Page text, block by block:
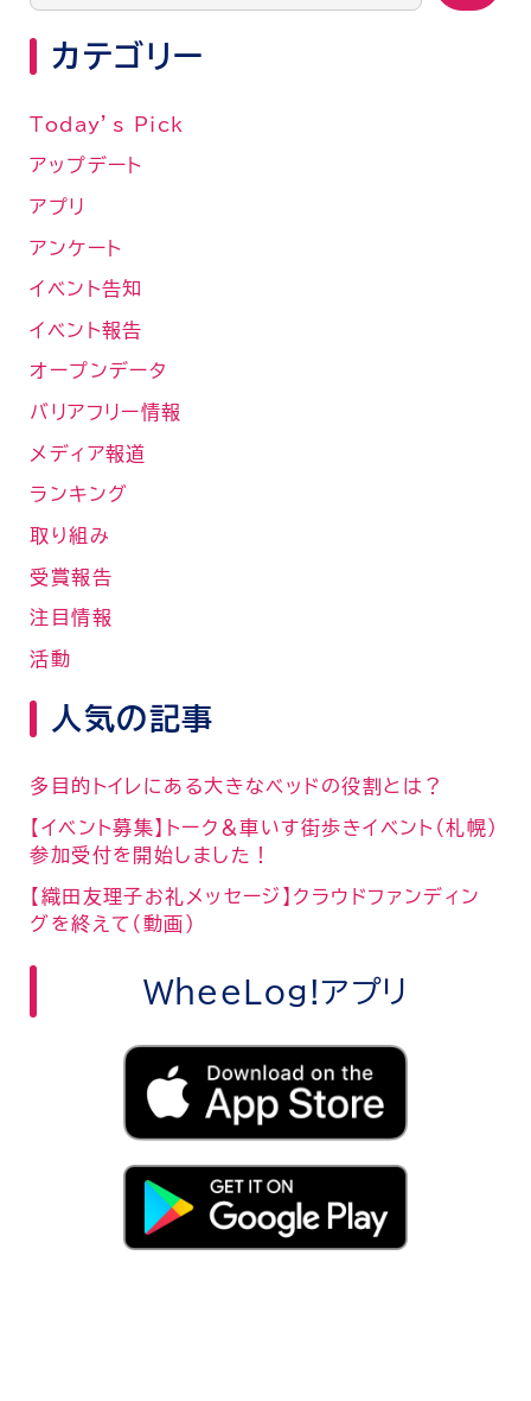
カテゴリー
Today’s Pick
アップデート
アプリ
アンケート
イベント告知
イベント報告
オープンデータ
バリアフリー情報
メディア報道
ランキング
取り組み
受賞報告
注目情報
活動
人気の記事
多目的トイレにある大きなベッドの役割とは？
【イベント募集】トーク＆車いす街歩きイベント（札幌）
参加受付を開始しました！
【織田友理子お礼メッセージ】クラウドファンディン
グを終えて（動画）
WheeLog!アプリ